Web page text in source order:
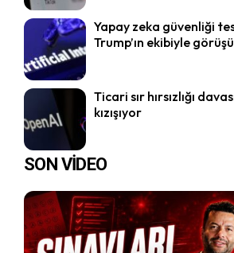
Yapay zeka güvenliği
Trump’ın ekibiyle
Ticari sır hırsızlığı
kızışıyor
SON VİDEO